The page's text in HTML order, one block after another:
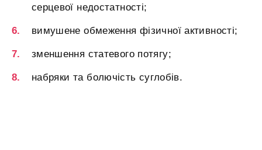
серцевої недостатності;
вимушене обмеження фізичної активності;
зменшення статевого потягу;
набряки та болючість суглобів.